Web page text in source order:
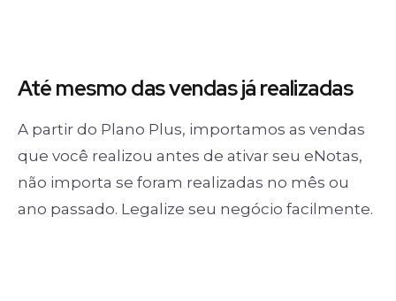
Até mesmo dasvendas já realizadas
A partir do Plano Plus, importamos as vendas
que você realizou antes de ativar seu eNotas,
não importa se foram realizadas no mês ou
ano passado. Legalize seu negócio facilmente.